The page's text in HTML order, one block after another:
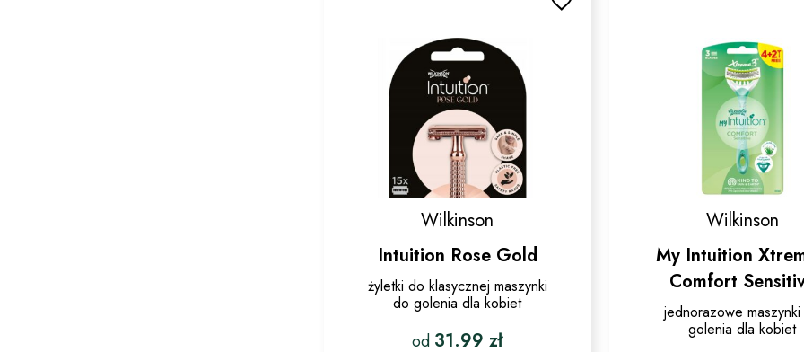
można
wybrać
na
stronie
produktu
Wilkinson
Intuition Rose Gold
żyletki do klasycznej maszynki
do golenia dla kobiet
od 31.99zł
Wilkinson
My Intuition
Comfort
jednorazowe
golenia dla kobiet